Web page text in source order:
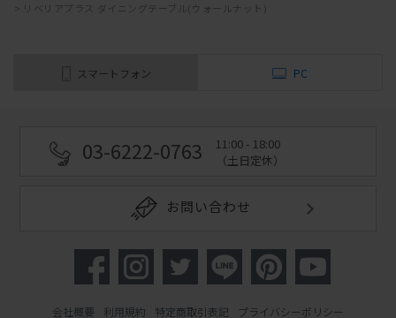
リベリアプラス ダイニングテーブル(ウォールナット)
スマートフォン PC
03-6222-0763
11:00 - 18:00
（土日定休）
お問い合わせ
会社概要 利用規約 特定商取引表記 プライバシーポリシー